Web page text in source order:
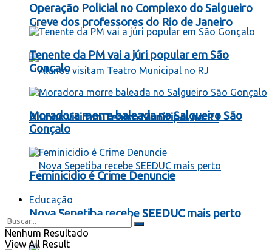
Greve dos professores do Rio de Janeiro
Alunos visitam Teatro Municipal no RJ
Nova Sepetiba recebe SEEDUC mais perto
Operação Policial no Complexo do Salgueiro
Tenente da PM vai a júri popular em São
Gonçalo
Moradora morre baleada no Salgueiro São
Gonçalo
Feminicidio é Crime Denuncie
Educação
Nenhum Resultado
View All Result